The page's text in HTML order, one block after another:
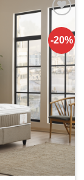
-20%
към
списъка с
харесани
продукти